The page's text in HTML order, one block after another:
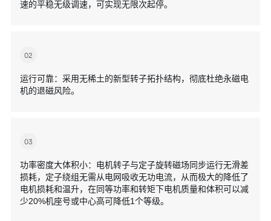
速的平稳无级调速，可实现无限次起停。
02
运行可靠：采用无稀土的新型转子拓扑结构，彻底杜绝永磁电
机的退磁风险。
03
功率密度大体积小：电机转子与定子旋转磁场同步运行无滑差
损耗，定子绕组无需从电网吸收无功电流，从而极大的降低了
电机损耗和温升，在同等功率和转矩下电机质量和体积可以减
少20%机座号或中心高可降低1个等级。